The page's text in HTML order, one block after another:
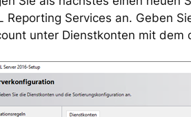
Reporting Services an. Geben
unter Dienstkonten mit dem